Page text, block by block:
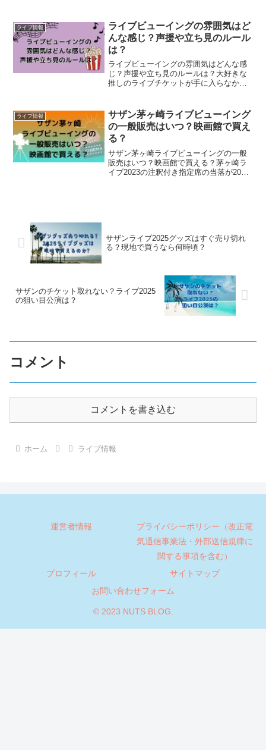
り上がったようで、SNSでは口コミや感
想が賑わって...
ライブ情報
ライブビューイングの雰囲気はど
んな感じ？声援や立ち見のルール
は？
ライブビューイングの雰囲気はどんな感
じ？声援や立ち見のルールは？大好きな
推しのライブチケットが手に入らなかっ
ビューイングですよね。ライブビューイ
ングは映画館で行われます...
ライブ情報
サザン茅ヶ崎ライブビューイング
の一般販売はいつ？映画館で買え
る？
サザン茅ヶ崎ライブビューイングの一般
販売はいつ？映画館で買える？茅ヶ崎ラ
イブ2023の注釈付き指定席の当落が2023
サザンライブ2025グッズはすぐ売り切れ
る？現地で買うなら何時頃？
サザンのチケット取れない？ライブ2025
の狙い目公演は？
コメント
コメントを書き込む
ホーム ライブ情報
運営者情報
プライバシーポリシー（改正電
気通信事業法・外部送信規律に
関する事項を含む）
プロフィール
サイトマップ
お問い合わせフォーム
© 2023 NUTS BLOG.